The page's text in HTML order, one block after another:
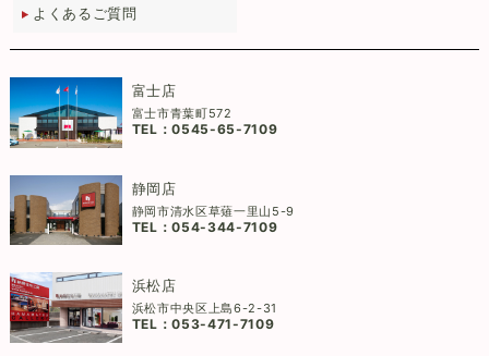
よくあるご質問
富士店
富士市青葉町572
TEL：0545-65-7109
静岡店
静岡市清水区草薙一里山5-9
TEL：054-344-7109
浜松店
浜松市中央区上島6-2-31
TEL：053-471-7109